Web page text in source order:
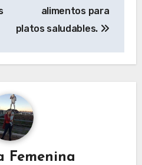
alimentos para
platos saludables.
Femenina